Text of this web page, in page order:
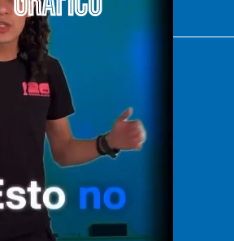
El Universal
Vive USA
Clase
De 10 sports
DeDinero